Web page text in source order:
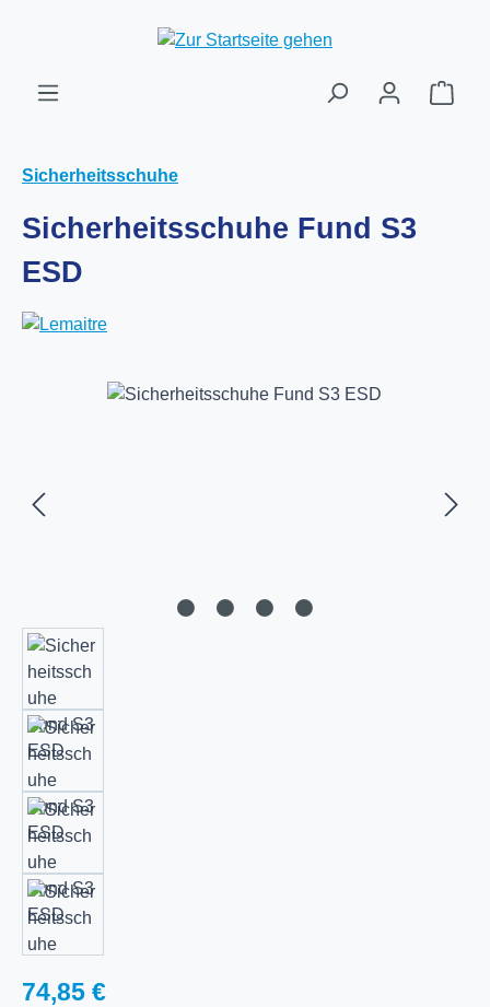
Zum Hauptinhalt springen
Sicherheitsschuhe
Sicherheitsschuhe Fund S3
ESD
Bildergalerie überspringen
Regulärer Preis:
74,85 €